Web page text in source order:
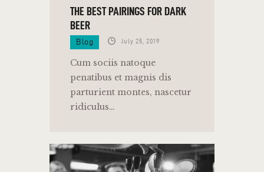
THE BEST PAIRINGS FOR DARK
BEER
Blog July 25, 2019
Cum sociis natoque
penatibus et magnis dis
parturient montes, nascetur
ridiculus…